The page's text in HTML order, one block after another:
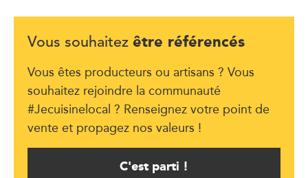
Vous souhaitez être référencés
Vous êtes producteurs ou artisans ? Vous
souhaitez rejoindre la communauté
#Jecuisinelocal ? Renseignez votre point de
vente et propagez nos valeurs !
C'est parti !